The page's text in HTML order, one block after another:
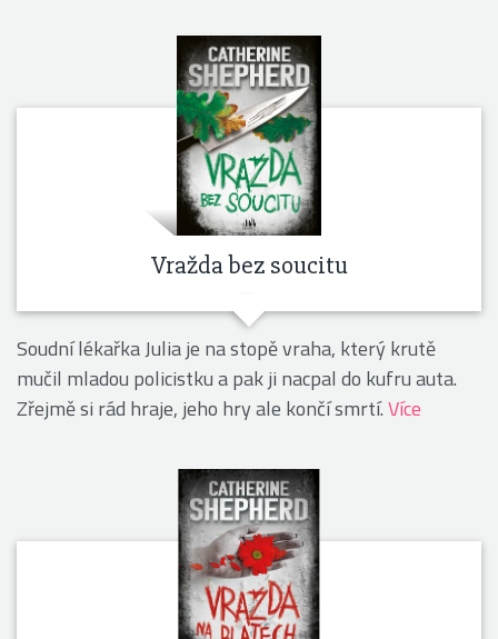
Vražda bez soucitu
Soudní lékařka Julia je na stopě vraha, který krutě
mučil mladou policistku a pak ji nacpal do kufru auta.
Zřejmě si rád hraje, jeho hry ale končí smrtí.Více